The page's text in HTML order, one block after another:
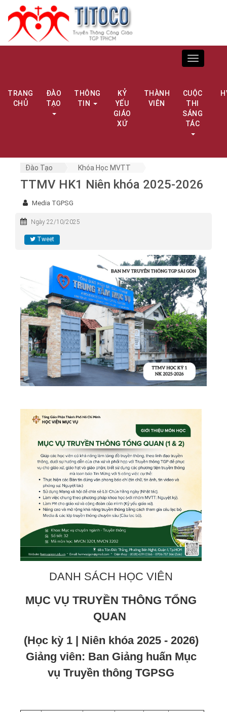
Toggle
navigation
TRANG
CHỦ
ĐÀO
TẠO
THÔNG
TIN
KỶ
YẾU
GIÁO
XỨ
THÀNH
VIÊN
CUỘC
THI
SÁNG
TÁC
Đào Tạo Khóa Học MVTT
TTMV HK1 Niên khóa 2025-2026
Media TGPSG
Ngày 22/10/2025
Tweet
DANH SÁCH HỌC VIÊN
MỤC VỤ TRUYỀN THÔNG TỔNG
QUAN
(Học kỳ 1 | Niên khóa 2025 - 2026)
Giảng viên: Ban Giảng huấn Mục
vụ Truyền thông TGPSG